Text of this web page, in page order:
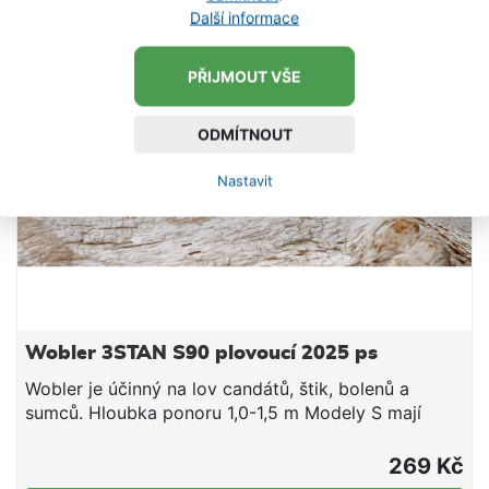
Další informace
PŘIJMOUT VŠE
ODMÍTNOUT
Nastavit
stojí lidé s prvoligovými vláčecími zkušenosti.
Vyzkoušejte slovenský wobler, který snese srovnání
s nejdražší japonskou konkurencí!
Wobler 3STAN S90 plovoucí 2025 ps
Wobler je účinný na lov candátů, štik, bolenů a
sumců. Hloubka ponoru 1,0-1,5 m Modely S mají
frekvence (agresivní chod) s menší amplitudou.
Nástraha je osazena 3D očima a dvěma kvalitními
269 Kč